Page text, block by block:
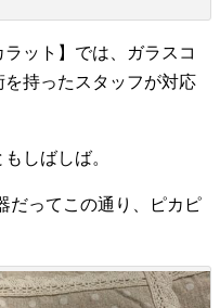
ット】では、ガラスコ
持ったスタッフが対応
しばしば。
だってこの通り、ピカピ